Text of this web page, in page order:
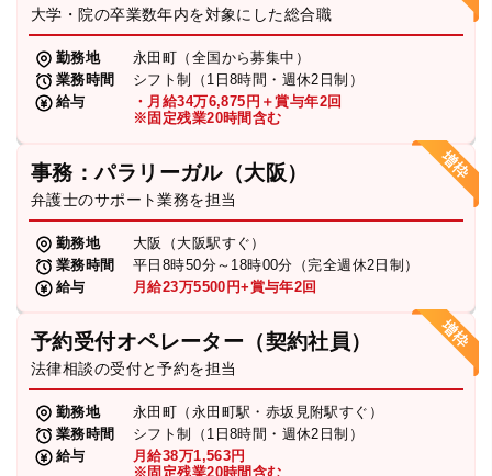
大学・院の卒業数年内を対象にした総合職
勤務地
永田町（全国から募集中）
業務時間
シフト制（1日8時間・週休2日制）
給与
・月給34万6,875円＋賞与年2回
※固定残業20時間含む
事務：パラリーガル（大阪）
弁護士のサポート業務を担当
勤務地
大阪（大阪駅すぐ）
業務時間
平日8時50分～18時00分（完全週休2日制）
給与
月給23万5500円+賞与年2回
予約受付オペレーター（契約社員）
法律相談の受付と予約を担当
勤務地
永田町（永田町駅・赤坂見附駅すぐ）
業務時間
シフト制（1日8時間・週休2日制）
給与
月給38万1,563円
※固定残業20時間含む
弁護士・税理士
費用
求人採用
お知らせ
特設サイト
相談先情報サイト